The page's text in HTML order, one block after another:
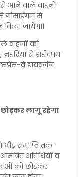
आने वाले वाहनों
गोसाईगंज से
जायेगा।
वाहनों को
से शहीदपथ
वे डायवर्जन
लागू रहेगा
भीड़ समाप्ति तक
अतिथियों व
को छोड़कर